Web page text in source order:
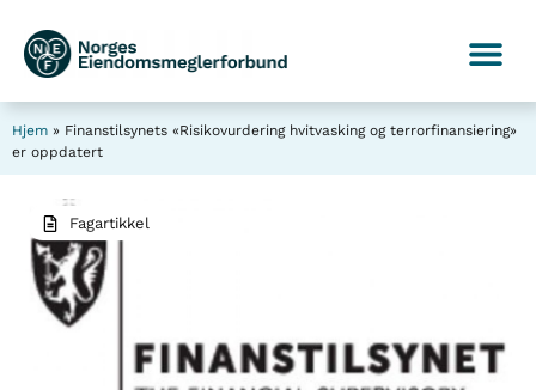
Hjem » Finanstilsynets «Risikovurdering hvitvasking og terrorfinansiering»
er oppdatert
Fagartikkel